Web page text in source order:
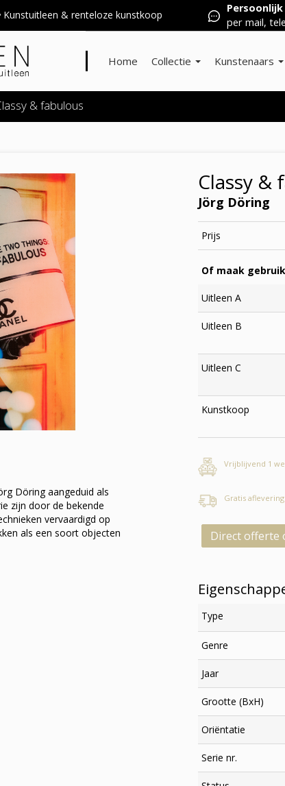
Kunstuitleen & renteloze kunstkoop
Persoonlijk
per mail,
Home Collectie Kunstenaars
& fabulous
Döring aangeduid als
zijn door de bekende
vervaardigd op
als een soort objecten
Classy &
Jörg Döring
Prijs
Of maak
Uitleen A
Uitleen B
Uitleen C
Kunstkoop
Vrijblijvend 1
Gratis
Direct offerte
Type
Genre
Jaar
Grootte (BxH)
Oriëntatie
Serie nr.